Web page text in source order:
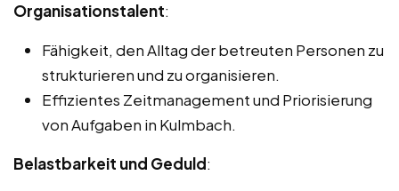
Organisationstalent:
Fähigkeit, den Alltag der betreuten Personen zu
strukturieren und zu organisieren.
Effizientes Zeitmanagement und Priorisierung
von Aufgaben in Kulmbach.
Belastbarkeit und Geduld: